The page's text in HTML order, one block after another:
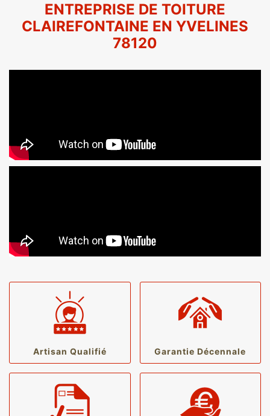
ENTREPRISE DE TOITURE
CLAIREFONTAINE EN YVELINES
78120
Artisan Qualifié Garantie Décennale